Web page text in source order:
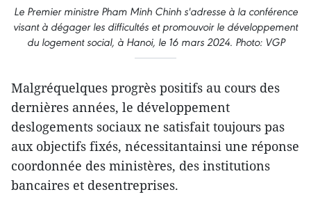
Le Premier ministre Pham Minh Chinh s'adresse à la conférence
visant à dégager les difficultés et promouvoir le développement
du logement social, à Hanoi, le 16 mars 2024. Photo: VGP
Malgréquelques progrès positifs au cours des
dernières années, le développement
deslogements sociaux ne satisfait toujours pas
aux objectifs fixés, nécessitantainsi une réponse
coordonnée des ministères, des institutions
bancaires et desentreprises.